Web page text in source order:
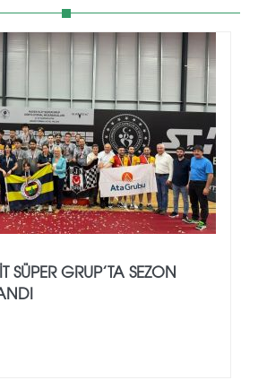
SÜPER GRUP’TA SEZON